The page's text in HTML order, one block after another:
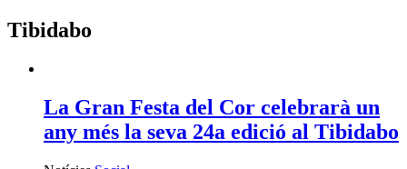
Tibidabo
La Gran Festa del Cor celebrarà un
any més la seva 24a edició al Tibidabo